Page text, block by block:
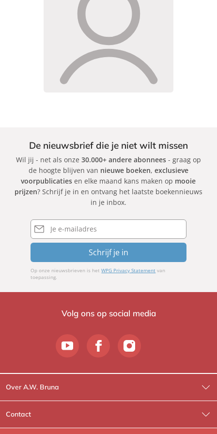
De nieuwsbrief die je niet wilt missen
Wil jij - net als onze 30.000+ andere abonnees- graag op
de hoogte blijven van nieuwe boeken, exclusieve
voorpublicaties en elke maand kans maken op mooie
prijzen? Schrijf je in en ontvang het laatste boekennieuws
in je inbox.
E-
mailadres
Schrijf je in
Op onze nieuwsbrieven is hetWPG Privacy Statement van
toepassing.
Volg ons op social media
Over A.W. Bruna
Wat wij doen
Wie is Wie?
Contact
Contactinformatie